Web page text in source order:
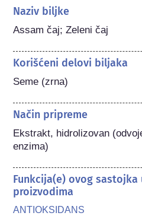
Naziv biljke
Assam čaj; Zeleni čaj
Korišćeni delovi biljaka
Seme (zrna)
Način pripreme
Ekstrakt, hidrolizovan
enzima)
Funkcija(e) ovog
proizvodima
ANTIOKSIDANS